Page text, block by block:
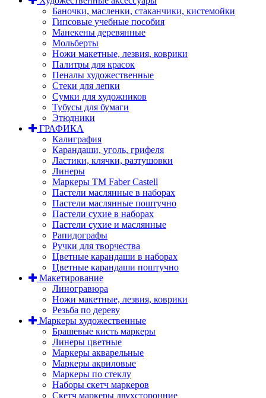
Баночки, масленки, стаканчики, кистемойки
Гипсовые учебные пособия
Манекены деревянные
Мольберты
Ножи макетные, лезвия, коврики
Палитры для красок
Пеналы художественные
Стеки для лепки
Сумки для художников
Тубусы для бумаги
Этюдники
ГРАФИКА
Калиграфия
Карандаши, уголь, грифеля
Ластики, клячки, разтушовки
Линеры
Маркеры TM Faber Castell
Пастели маслянные в наборах
Пастели маслянные поштучно
Пастели сухие в наборах
Пастели сухие и маслянные
Рапидографы
Ручки для творчества
Цветные карандаши в наборах
Цветные карандаши поштучно
Макетирование
Линогравюра
Ножи макетные, лезвия, коврики
Резьба по дереву
Маркеры художественные
Брашевые кисть маркеры
Линеры цветные
Маркеры акварельные
Маркеры акриловые
Маркеры по стеклу
Наборы скетч маркеров
Скетч маркеры двухсторонние